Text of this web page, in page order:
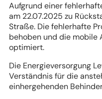
Aufgrund einer
am 22.07.2025 zu
Straße. Die fehlerhafte
behoben und die mobile
optimiert.
Die Energieversorgung
Verständnis für die
einhergehenden